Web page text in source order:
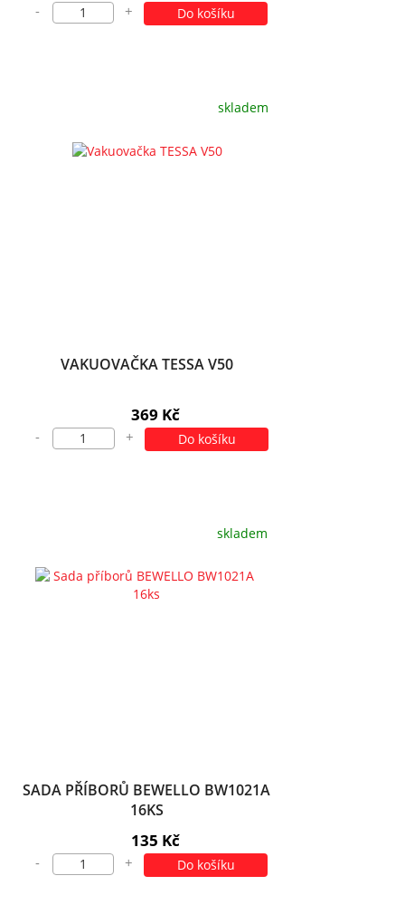
- + Do košíku
skladem
VAKUOVAČKA TESSA V50
369 Kč
- + Do košíku
skladem
SADA PŘÍBORŮ BEWELLO BW1021A
16KS
135 Kč
- + Do košíku